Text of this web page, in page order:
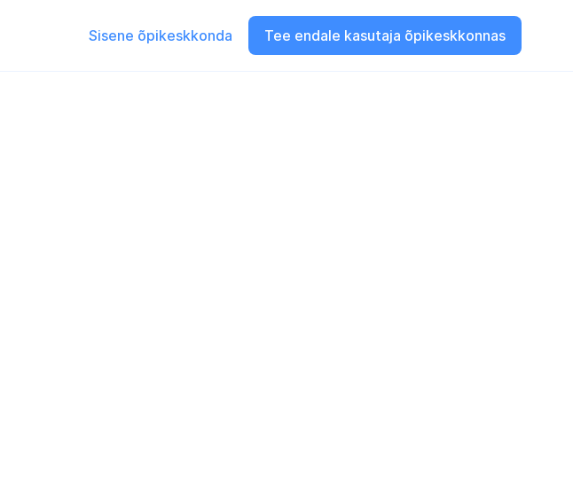
Sisene õpikeskkonda Tee endale kasutaja õpikeskkonnas